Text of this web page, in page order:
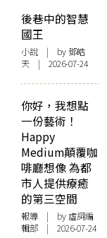
後巷中的智慧
國王
小說 | by 鄧皓
天 | 2026-07-24
你好，我想點
一份藝術！
Happy
Medium顛覆咖
啡廳想像 為都
市人提供療癒
的第三空間
報導 | by 虛詞編
輯部 | 2026-07-24